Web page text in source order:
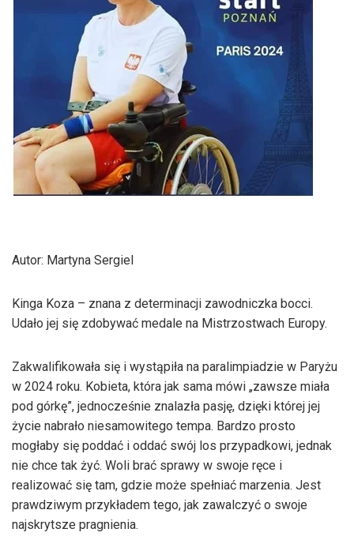
Autor: Martyna Sergiel
Kinga Koza – znana z determinacji zawodniczka bocci.
Udało jej się zdobywać medale na Mistrzostwach Europy.
Zakwalifikowała się i wystąpiła na paralimpiadzie w Paryżu
w 2024 roku. Kobieta, która jak sama mówi „zawsze miała
pod górkę”, jednocześnie znalazła pasję, dzięki której jej
życie nabrało niesamowitego tempa. Bardzo prosto
mogłaby się poddać i oddać swój los przypadkowi, jednak
nie chce tak żyć. Woli brać sprawy w swoje ręce i
realizować się tam, gdzie może spełniać marzenia. Jest
prawdziwym przykładem tego, jak zawalczyć o swoje
najskrytsze pragnienia.